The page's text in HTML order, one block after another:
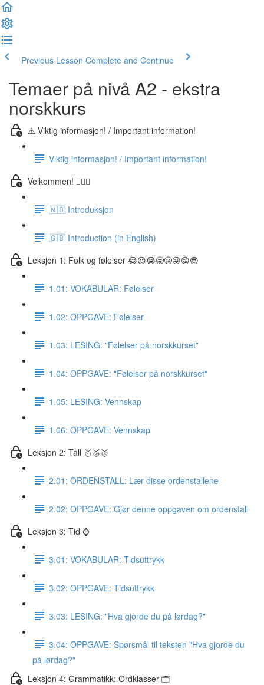
Previous Lesson Complete and Continue
Temaer på nivå A2 - ekstra
norskkurs
⚠️ Viktig informasjon! / Important information!
Viktig informasjon! / Important information!
Velkommen! 🙋🏼‍♂️
🇳🇴 Introduksjon
🇬🇧 Introduction (in English)
Leksjon 1: Folk og følelser 😂😍😭🥱😬😜😁😎
1.01: VOKABULAR: Følelser
1.02: OPPGAVE: Følelser
1.03: LESING: "Følelser på norskkurset"
1.04: OPPGAVE: "Følelser på norskkurset"
1.05: LESING: Vennskap
1.06: OPPGAVE: Vennskap
Leksjon 2: Tall 🥇🥈🥉
2.01: ORDENSTALL: Lær disse ordenstallene
2.02: OPPGAVE: Gjør denne oppgaven om ordenstall
Leksjon 3: Tid ⌚️
3.01: VOKABULAR: Tidsuttrykk
3.02: OPPGAVE: Tidsuttrykk
3.03: LESING: "Hva gjorde du på lørdag?"
3.04: OPPGAVE: Spørsmål til teksten "Hva gjorde du
på lørdag?"
Leksjon 4: Grammatikk: Ordklasser 🗂